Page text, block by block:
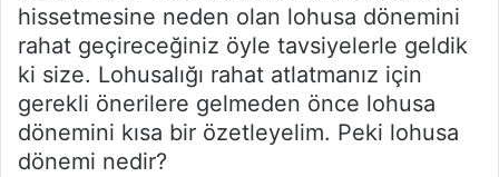
hissetmesine neden olan lohusa dönemini
rahat geçireceğiniz öyle tavsiyelerle geldik
ki size. Lohusalığı rahat atlatmanız için
gerekli önerilere gelmeden önce lohusa
dönemini kısa bir özetleyelim. Peki lohusa
dönemi nedir?